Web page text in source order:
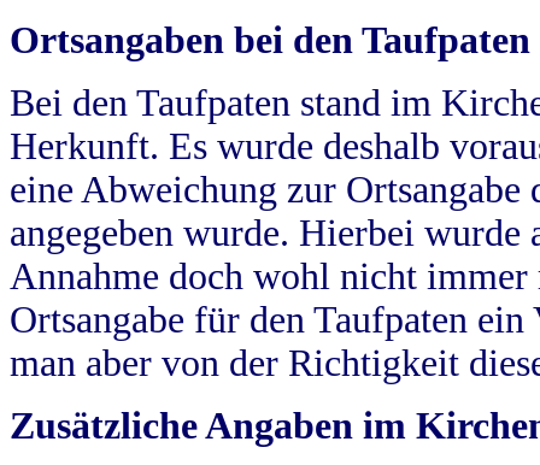
Ortsangaben bei den Taufpaten
Bei den Taufpaten stand im
Herkunft. Es wurde deshalb
eine Abweichung zur
angegeben wurde. Hierbei wurde
Annahme doch wohl nicht
Ortsangabe für den Taufpaten
man aber von der Richtigkeit
Zusätzliche Angaben im